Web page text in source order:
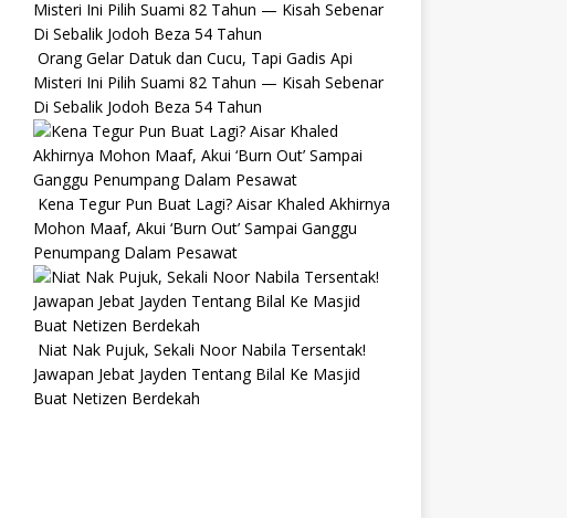
Orang Gelar Datuk dan Cucu, Tapi Gadis Api
Misteri Ini Pilih Suami 82 Tahun — Kisah Sebenar
Di Sebalik Jodoh Beza 54 Tahun
Kena Tegur Pun Buat Lagi? Aisar Khaled Akhirnya
Mohon Maaf, Akui ‘Burn Out’ Sampai Ganggu
Penumpang Dalam Pesawat
Niat Nak Pujuk, Sekali Noor Nabila Tersentak!
Jawapan Jebat Jayden Tentang Bilal Ke Masjid
Buat Netizen Berdekah